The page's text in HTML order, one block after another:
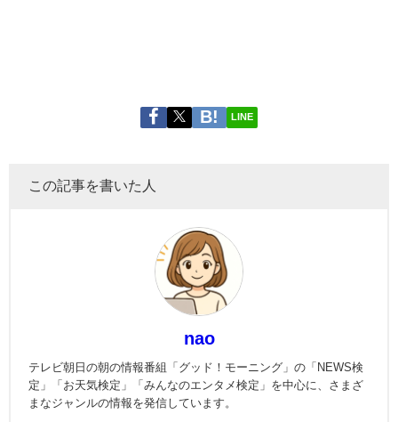
LINE
この記事を書いた人
nao
テレビ朝日の朝の情報番組「グッド！モーニング」の「NEWS検
定」「お天気検定」「みんなのエンタメ検定」を中心に、さまざ
まなジャンルの情報を発信しています。